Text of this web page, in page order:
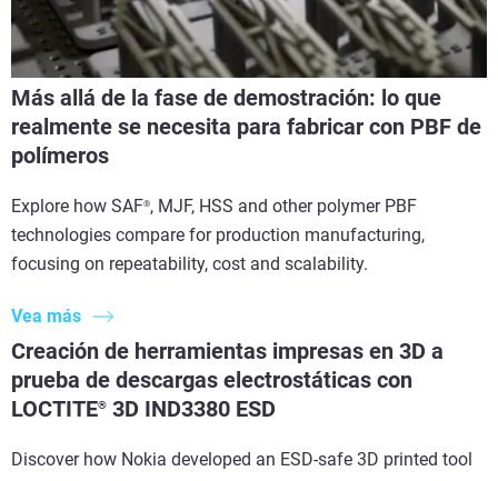
Más allá de la fase de demostración: lo que
realmente se necesita para fabricar con PBF de
polímeros
Explore how SAF®, MJF, HSS and other polymer PBF
technologies compare for production manufacturing,
focusing on repeatability, cost and scalability.
Vea más
Creación de herramientas impresas en 3D a
prueba de descargas electrostáticas con
LOCTITE® 3D IND3380 ESD
Discover how Nokia developed an ESD-safe 3D printed tool